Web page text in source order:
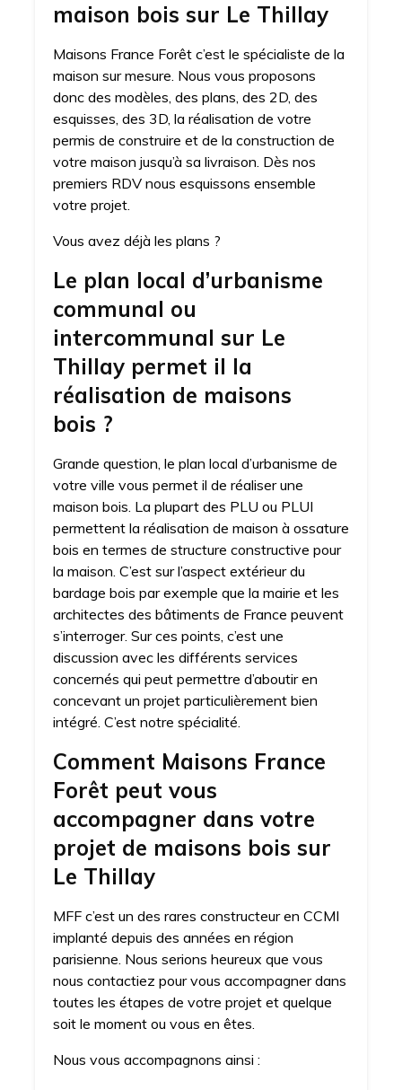
maison bois sur Le Thillay
Maisons France Forêt c’est le spécialiste de la
maison sur mesure. Nous vous proposons
donc des modèles, des plans, des 2D, des
esquisses, des 3D, la réalisation de votre
permis de construire et de la construction de
votre maison jusqu’à sa livraison. Dès nos
premiers RDV nous esquissons ensemble
votre projet.
Vous avez déjà les plans ?
Le plan local d’urbanisme
communal ou
intercommunal sur Le
Thillay permet il la
réalisation de maisons
bois ?
Grande question, le plan local d’urbanisme de
votre ville vous permet il de réaliser une
maison bois. La plupart des PLU ou PLUI
permettent la réalisation de maison à ossature
bois en termes de structure constructive pour
la maison. C’est sur l’aspect extérieur du
bardage bois par exemple que la mairie et les
architectes des bâtiments de France peuvent
s’interroger. Sur ces points, c’est une
discussion avec les différents services
concernés qui peut permettre d’aboutir en
concevant un projet particulièrement bien
intégré. C’est notre spécialité.
Comment Maisons France
Forêt peut vous
accompagner dans votre
projet de maisons bois sur
Le Thillay
MFF c’est un des rares constructeur en CCMI
implanté depuis des années en région
parisienne. Nous serions heureux que vous
nous contactiez pour vous accompagner dans
toutes les étapes de votre projet et quelque
soit le moment ou vous en êtes.
Nous vous accompagnons ainsi :